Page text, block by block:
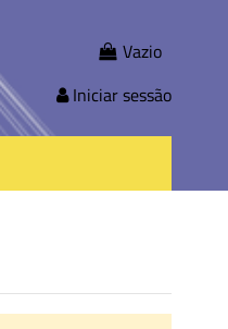
Vazio
Iniciar sessão